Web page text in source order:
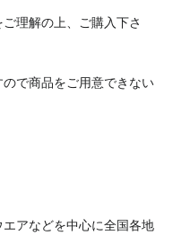
理解の上、ご購入下さ
で商品をご用意できない
アなどを中心に全国各地